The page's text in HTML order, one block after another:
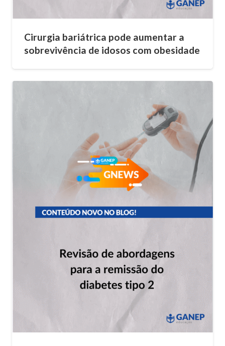
Cirurgia bariátrica pode aumentar a
sobrevivência de idosos com obesidade